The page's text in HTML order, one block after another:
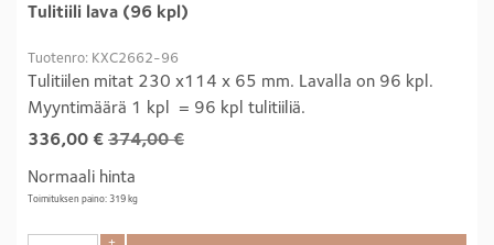
Tulitiili lava (96 kpl)
Tuotenro: KXC2662-96
Tulitiilen mitat 230 x114 x 65 mm. Lavalla on 96 kpl.
Myyntimäärä 1 kpl = 96 kpl tulitiiliä.
336,00 € 374,00 €
Normaali hinta
Toimituksen paino: 319 kg